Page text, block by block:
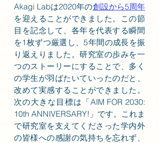
Akagi Labは2020年の創設から5周年
を迎えることができました。この節
目を記念して、各年を代表する瞬間
を1枚ずつ厳選し、5年間の成長を振
り返えりました。研究室の歩みを一
つのストーリーにすることで、多く
の学生が羽ばたいていったのだと、
改めて実感することができました。
次の大きな目標は「AIM FOR 2030:
10th ANNIVERSARY!」です。これま
で研究室を支えてくださった学内外
の皆様への感謝の気持ちを忘れず、